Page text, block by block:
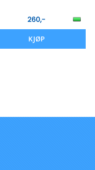
260,-
KJØP